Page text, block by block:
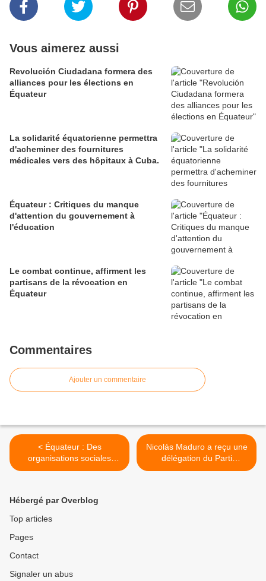
Vous aimerez aussi
Revolución Ciudadana formera des
alliances pour les élections en
Équateur
La solidarité équatorienne permettra
d'acheminer des fournitures
médicales vers des hôpitaux à Cuba.
Équateur : Critiques du manque
d'attention du gouvernement à
l'éducation
Le combat continue, affirment les
partisans de la révocation en
Équateur
Commentaires
Ajouter un commentaire
< Équateur : Des
organisations sociales
dénoncent une fraude
Nicolás Maduro a reçu une
délégation du Parti
communiste chinois (PCC)
Hébergé par Overblog
Top articles
Pages
Contact
Signaler un abus